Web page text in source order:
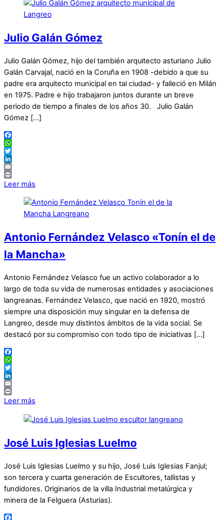
Julio Galán Gómez
Julio Galán Gómez, hijo del también arquitecto asturiano Julio
Galán Carvajal, nació en la Coruña en 1908 -debido a que su
padre era arquitecto municipal en tal ciudad- y falleció en Milán
en 1975. Padre e hijo trabajaron juntos durante un breve
periodo de tiempo a finales de los años 30. Julio Galán
Gómez […]
Facebook
WhatsApp
Twitter
LinkedIn
Email
Print
Leer más
Antonio Fernández Velasco «Tonín el de
la Mancha»
Antonio Fernández Velasco fue un activo colaborador a lo
largo de toda su vida de numerosas entidades y asociaciones
langreanas. Fernández Velasco, que nació en 1920, mostró
siempre una disposición muy singular en la defensa de
Langreo, desde muy distintos ámbitos de la vida social. Se
destacó por su compromiso con todo tipo de iniciativas […]
Facebook
WhatsApp
Twitter
LinkedIn
Email
Print
Leer más
José Luis Iglesias Luelmo
José Luis Iglesias Luelmo y su hijo, José Luis Iglesias Fanjul;
son tercera y cuarta generación de Escultores, tallistas y
fundidores. Originarios de la villa Industrial metalúrgica y
minera de la Felguera (Asturias).